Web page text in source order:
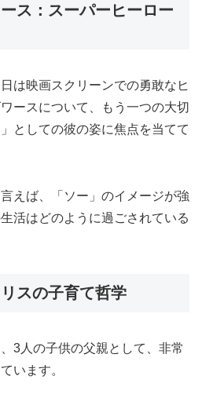
ス：スーパーヒーロー
は映画スクリーンでの勇敢なヒ
ースについて、もう一つの大切
としての彼の姿に焦点を当てて
えば、「ソー」のイメージが強
活はどのように過ごされている
スの子育て哲学
3人の子供の父親として、非常
います。